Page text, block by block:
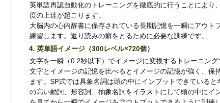
英単語再認自動化のトレーニングを徹底的に行うことにより
度の上達が起こります。
大脳内の心内辞書に保存されている長期記憶を一瞬にアウト
練習します。返り読みの癖をとるために必要な訓練です。
4. 英単語イメージ（300レベル×720個）
文字を一瞬（0.2秒以下）でイメージに変換するトレーニング
文字とイメージの記憶を比べるとイメージの記憶が強く、保
ます。SP式では具象名詞は頭の中にインプットできていると
の高い動詞、形容詞、抽象名詞をイラストにして頭の中にイ